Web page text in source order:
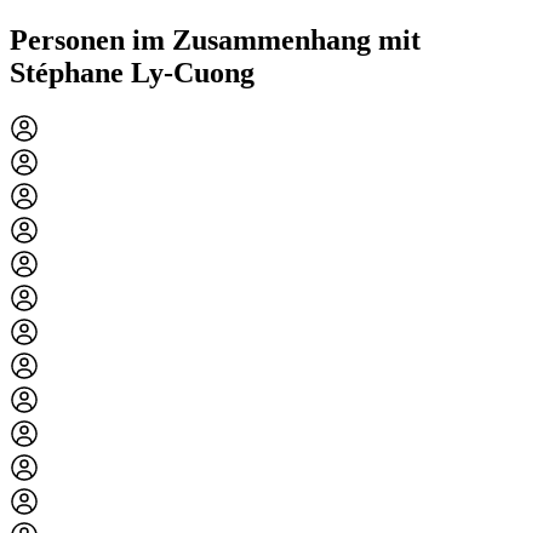
Personen im Zusammenhang mit
Stéphane Ly-Cuong